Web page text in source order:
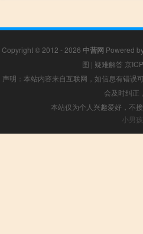
Copyright © 2012 - 2026 中营网 Powered
图 | 疑难解答 京
声明：本站内容来自互联网，如信息有错误
会及时纠正
本站仅为个人兴趣爱好，不
小男孩